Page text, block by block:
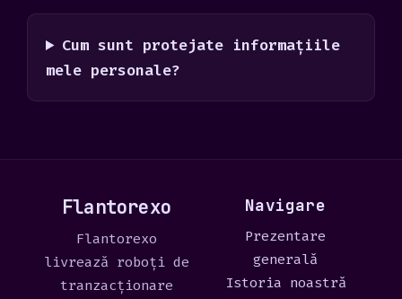
Cum sunt protejate informațiile
mele personale?
Flantorexo
Flantorexo
livrează roboți de
tranzacționare
Navigare
Prezentare
generală
Istoria noastră